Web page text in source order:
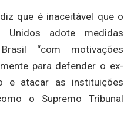
que é inaceitável que o
Unidos adote medidas
“com motivações
para defender o ex-
e atacar as instituições
o Supremo Tribunal